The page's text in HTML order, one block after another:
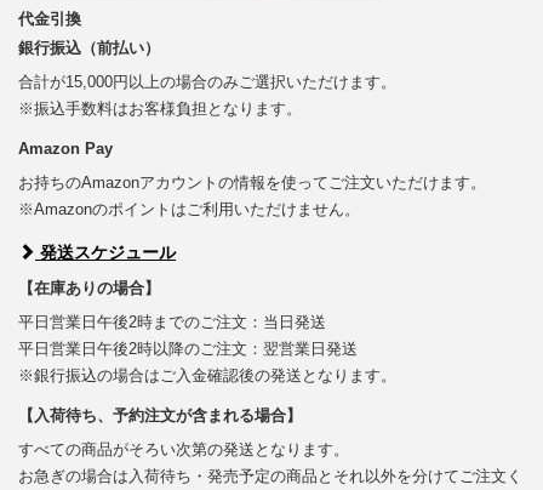
代金引換
銀行振込（前払い）
合計が15,000円以上の場合のみご選択いただけます。
※振込手数料はお客様負担となります。
Amazon Pay
お持ちのAmazonアカウントの情報を使ってご注文いただけます。
※Amazonのポイントはご利用いただけません。
発送スケジュール
【在庫ありの場合】
平日営業日午後2時までのご注文：当日発送
平日営業日午後2時以降のご注文：翌営業日発送
※銀行振込の場合はご入金確認後の発送となります。
【入荷待ち、予約注文が含まれる場合】
すべての商品がそろい次第の発送となります。
お急ぎの場合は入荷待ち・発売予定の商品とそれ以外を分けてご注文く